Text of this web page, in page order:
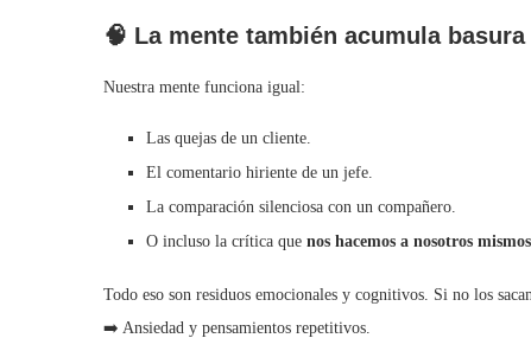
🧠 La mente también acumula basura
Nuestra mente funciona igual:
Las quejas de un cliente.
El comentario hiriente de un jefe.
La comparación silenciosa con un compañero.
O incluso la crítica que nos hacemos a nosotros mismos
Todo eso son residuos emocionales y cognitivos. Si no los
➡️ Ansiedad y pensamientos repetitivos.